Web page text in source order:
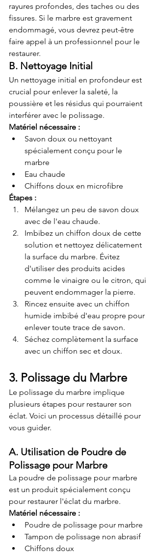
rayures profondes, des taches ou des
fissures. Si le marbre est gravement
endommagé, vous devrez peut-être
faire appel à un professionnel pour le
restaurer.
B. Nettoyage Initial
Un nettoyage initial en profondeur est
crucial pour enlever la saleté, la
poussière et les résidus qui pourraient
interférer avec le polissage.
Matériel nécessaire :
Savon doux ou nettoyant
spécialement conçu pour le
marbre
Eau chaude
Chiffons doux en microfibre
Étapes :
Mélangez un peu de savon doux
avec de l'eau chaude.
Imbibez un chiffon doux de cette
solution et nettoyez délicatement
la surface du marbre. Évitez
d'utiliser des produits acides
comme le vinaigre ou le citron, qui
peuvent endommager la pierre.
Rincez ensuite avec un chiffon
humide imbibé d'eau propre pour
enlever toute trace de savon.
Séchez complètement la surface
avec un chiffon sec et doux.
3. Polissage du Marbre
Le polissage du marbre implique
plusieurs étapes pour restaurer son
éclat. Voici un processus détaillé pour
vous guider.
A. Utilisation de Poudre de
Polissage pour Marbre
La poudre de polissage pour marbre
est un produit spécialement conçu
pour restaurer l'éclat du marbre.
Matériel nécessaire :
Poudre de polissage pour marbre
Tampon de polissage non abrasif
Chiffons doux